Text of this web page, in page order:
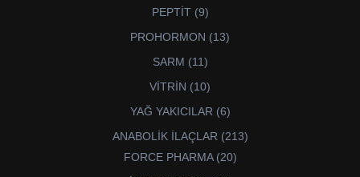
PEPTİT 99
PROHORMON 1313
SARM 1111
VİTRİN 1010
YAĞ YAKICILAR 66
ANABOLİK İLAÇLAR 213213
FORCE PHARMA 2020